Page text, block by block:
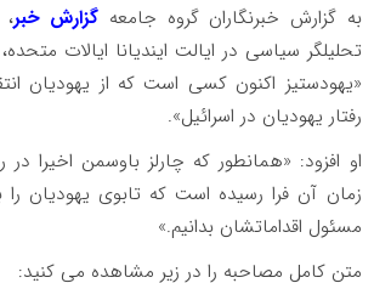
به گزارش خبرنگاران گروه جامعه گزارش خبر
تحلیلگر سیاسی در ایالت ایندیانا ایالات
«یهودستیز اکنون کسی است که از یهودیان
رفتار یهودیان در اسرائیل».
او افزود: «همانطور که چارلز باوسمن اخیرا در
زمان آن فرا رسیده است که تابوی یهودیان را
مسئول اقداماتشان بدانیم.»
متن کامل مصاحبه را در زیر مشاهده می کنید: